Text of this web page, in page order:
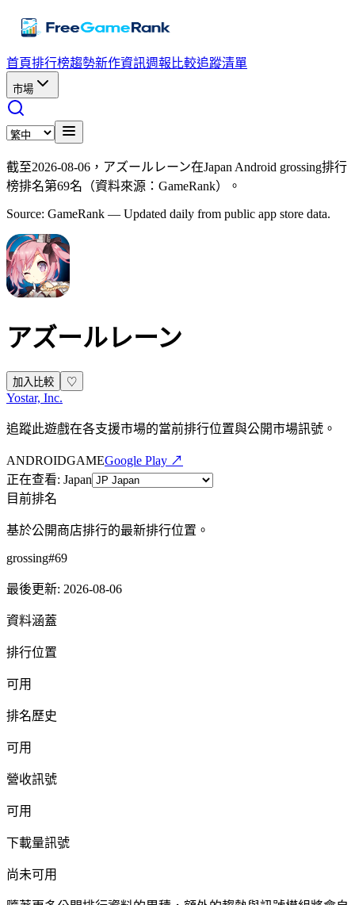
首頁排行榜趨勢新作資訊週報 比較追蹤清單
市場
截至2026-08-06，アズールレーン在Japan Android grossing排行
榜排名第69名（資料來源：GameRank）。
Source: GameRank — Updated daily from public app store data.
アズールレーン
加入比較 ♡
Yostar, Inc.
追蹤此遊戲在各支援市場的當前排行位置與公開市場訊號。
ANDROIDGAMEGoogle Play ↗
正在查看: Japan
目前排名
基於公開商店排行的最新排行位置。
grossing#69
最後更新: 2026-08-06
資料涵蓋
排行位置
可用
排名歷史
可用
營收訊號
可用
下載量訊號
尚未可用